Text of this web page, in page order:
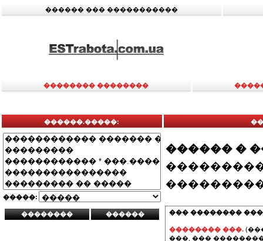
������ ��� �����������
�������� ��������
������.�����:
�����:
������ �
��� ��������
�������� ���.
���, ���